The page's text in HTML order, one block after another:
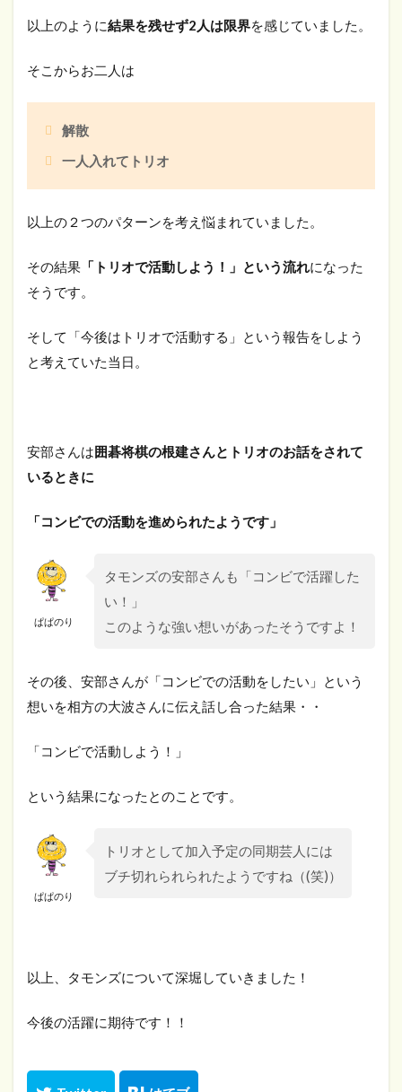
以上のように結果を残せず2人は限界を感じていました。
そこからお二人は
解散
一人入れてトリオ
以上の２つのパターンを考え悩まれていました。
その結果 「トリオで活動しよう！」という流れになった
そうです。
そして「今後はトリオで活動する」という報告をしよう
と考えていた当日。
安部さんは囲碁将棋の根建さんとトリオのお話をされて
いるときに
「コンビでの活動を進められたようです」
ぱぱのり
タモンズの安部さんも「コンビで活躍した
い！」
このような強い想いがあったそうですよ！
その後、安部さんが「コンビでの活動をしたい」という
想いを相方の大波さんに伝え話し合った結果・・
「コンビで活動しよう！」
という結果になったとのことです。
ぱぱのり
トリオとして加入予定の同期芸人には
ブチ切れられられたようですね（(笑)）
以上、タモンズについて深堀していきました！
今後の活躍に期待です！！